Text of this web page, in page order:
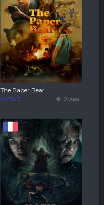
9 vues
The Paper Bear
WEB-DL